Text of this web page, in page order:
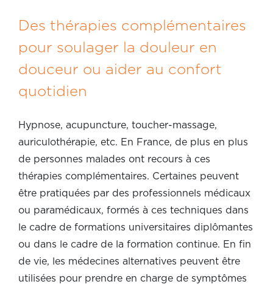
Des thérapies complémentaires
pour soulager la douleur en
douceur ou aider au confort
quotidien
Hypnose, acupuncture, toucher-massage,
auriculothérapie, etc. En France, de plus en plus
de personnes malades ont recours à ces
thérapies complémentaires. Certaines peuvent
être pratiquées par des professionnels médicaux
ou paramédicaux, formés à ces techniques dans
le cadre de formations universitaires diplômantes
ou dans le cadre de la formation continue. En fin
de vie, les médecines alternatives peuvent être
utilisées pour prendre en charge de symptômes